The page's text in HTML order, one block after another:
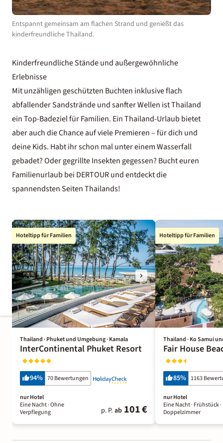
Entspannt gemeinsam am flachen Strand und genießt das
kinderfreundliche Thailand.
Kinderfreundliche Stände und außergewöhnliche
Erlebnisse
Mit unzähligen geschützten Buchten inklusive flach
abfallender Sandstrände und sanfter Wellen ist Thailand
ein Top-Badeziel für Familien. Ein Thailand-Urlaub bietet
aber auch die Chance auf viele Premieren – für dich und
deine Kids. Habt ihr schon mal unter einem Wasserfall
gebadet? Oder gegrillte Insekten gegessen? Bucht euren
Familienurlaub bei DERTOUR und entdeckt die
spannendsten Seiten Thailands!
Hoteltipp für Familien
Thailand · Phuket und Umgebung · Kamala
InterContinental Phuket Resort
94% 70 Bewertungen
nur Hotel
Eine Nacht· Ohne
Verpflegung
p. P. ab 101 €
Hoteltipp für Familien
Thailand · Ko Samui
Fair House
85% 1163
nur Hotel
Eine Nacht· Frühstück·
Doppelzimmer